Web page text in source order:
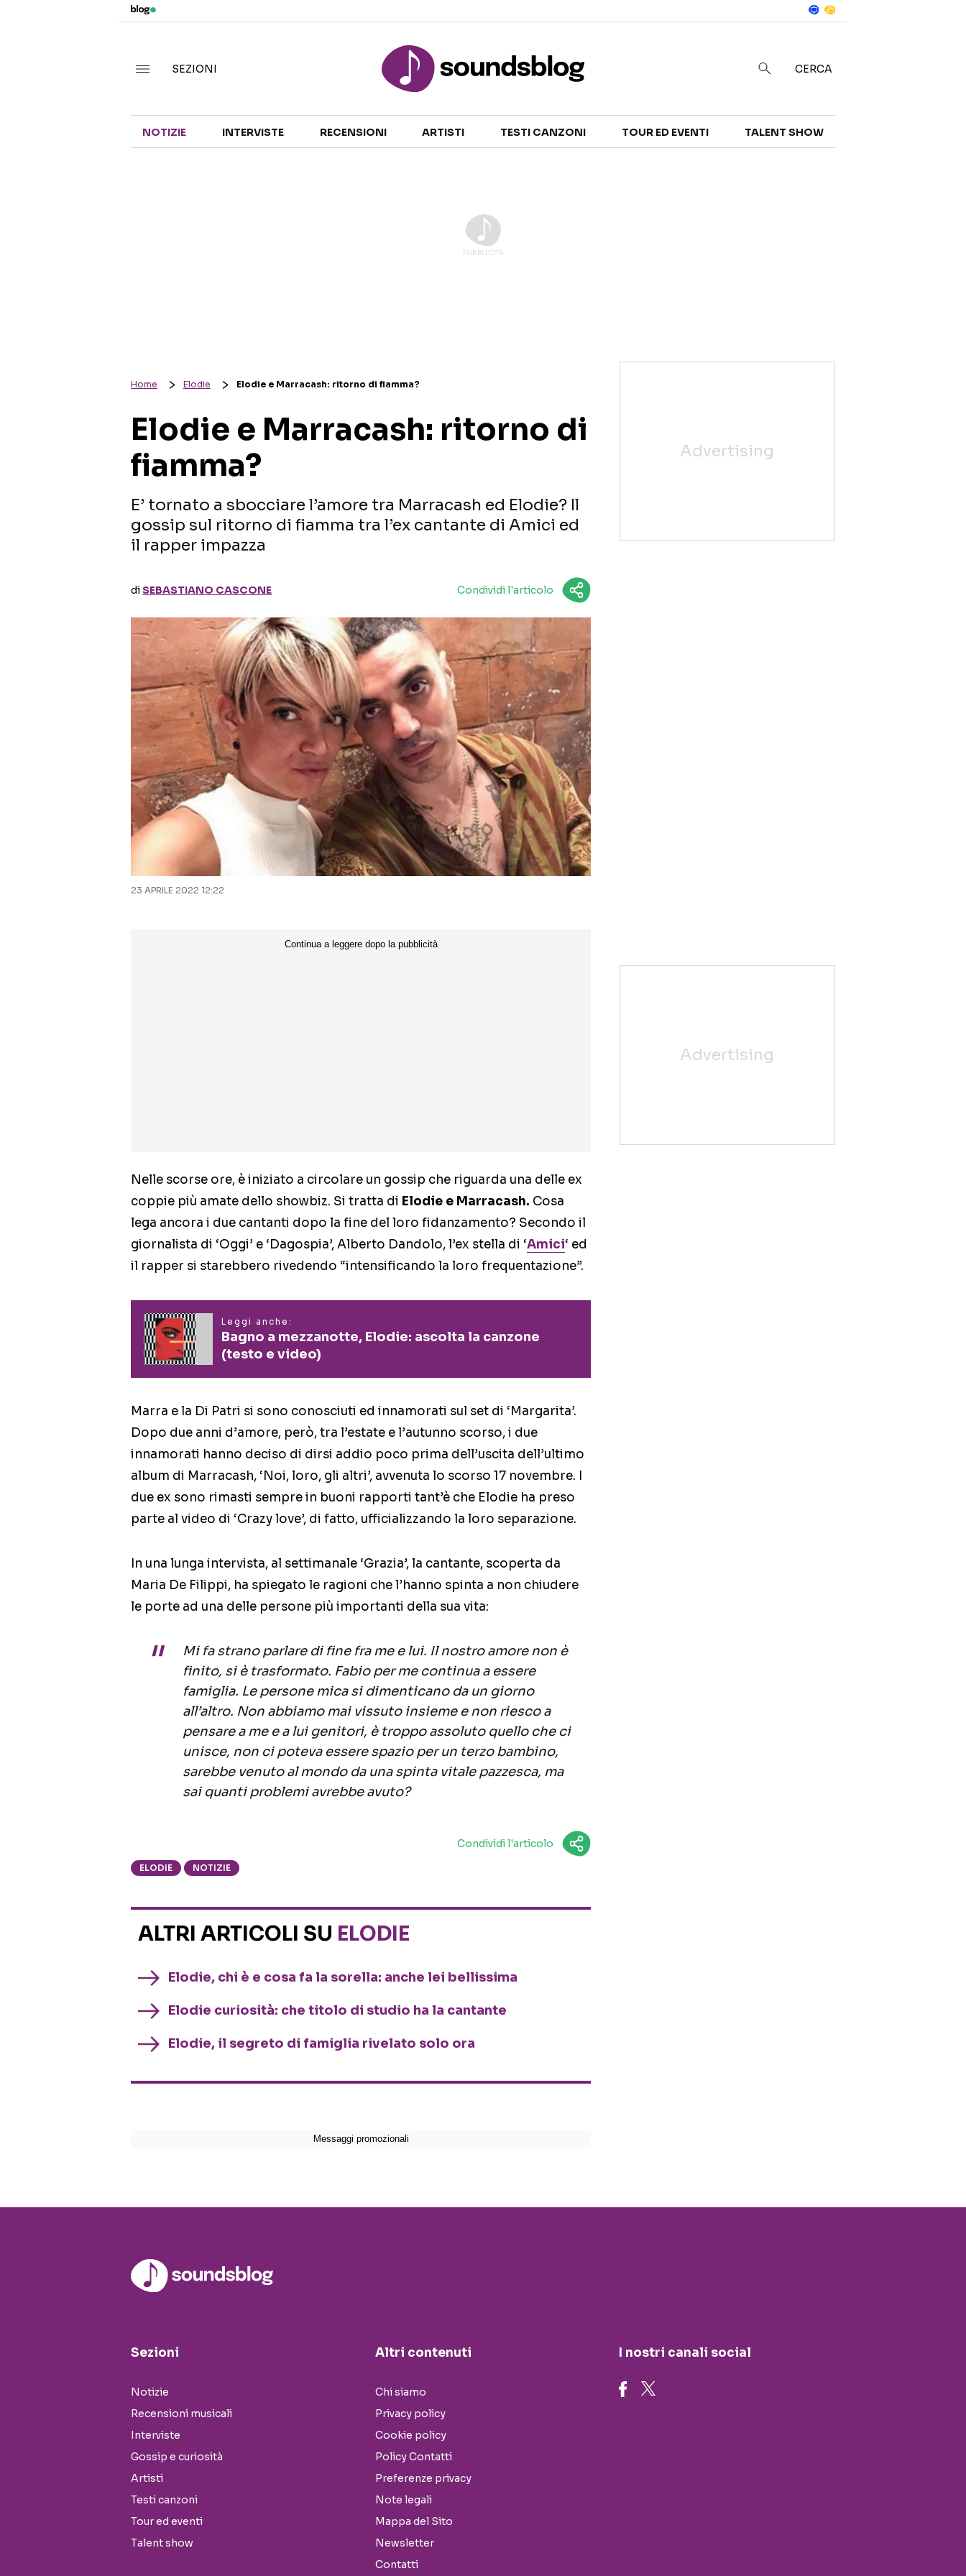
TALENT SHOW
SEZIONI CERCA
NOTIZIE INTERVISTE RECENSIONI ARTISTI TESTI CANZONI TOUR ED EVENTI TALENT SHOW
Home Elodie Elodie e Marracash: ritorno di fiamma?
Elodie e Marracash: ritorno di
fiamma?
E’ tornato a sbocciare l’amore tra Marracash ed Elodie? Il
gossip sul ritorno di fiamma tra l’ex cantante di Amici ed
il rapper impazza
diSEBASTIANO CASCONE Condividi l'articolo
23 APRILE 2022 12:22
Nelle scorse ore, è iniziato a circolare un gossip che riguarda una delle ex
coppie più amate dello showbiz. Si tratta di Elodie e Marracash. Cosa
lega ancora i due cantanti dopo la fine del loro fidanzamento? Secondo il
giornalista di ‘Oggi’ e ‘Dagospia’, Alberto Dandolo, l’ex stella di ‘Amici‘ ed
il rapper si starebbero rivedendo “intensificando la loro frequentazione”.
Leggi anche:
Bagno a mezzanotte, Elodie: ascolta la canzone
(testo e video)
Marra e la Di Patri si sono conosciuti ed innamorati sul set di ‘Margarita’.
Dopo due anni d’amore, però, tra l’estate e l’autunno scorso, i due
innamorati hanno deciso di dirsi addio poco prima dell’uscita dell’ultimo
album di Marracash, ‘Noi, loro, gli altri’, avvenuta lo scorso 17 novembre. I
due ex sono rimasti sempre in buoni rapporti tant’è che Elodie ha preso
parte al video di ‘Crazy love’, di fatto, ufficializzando la loro separazione.
In una lunga intervista, al settimanale ‘Grazia’, la cantante, scoperta da
Maria De Filippi, ha spiegato le ragioni che l’hanno spinta a non chiudere
le porte ad una delle persone più importanti della sua vita:
Mi fa strano parlare di fine fra me e lui. Il nostro amore non è
finito, si è trasformato. Fabio per me continua a essere
famiglia. Le persone mica si dimenticano da un giorno
all’altro. Non abbiamo mai vissuto insieme e non riesco a
pensare a me e a lui genitori, è troppo assoluto quello che ci
unisce, non ci poteva essere spazio per un terzo bambino,
sarebbe venuto al mondo da una spinta vitale pazzesca, ma
sai quanti problemi avrebbe avuto?
Condividi l'articolo
ELODIE NOTIZIE
ALTRI ARTICOLI SU ELODIE
Elodie, chi è e cosa fa la sorella: anche lei bellissima
Elodie curiosità: che titolo di studio ha la cantante
Elodie, il segreto di famiglia rivelato solo ora
Sezioni
Notizie
Recensioni musicali
Interviste
Gossip e curiosità
Artisti
Testi canzoni
Tour ed eventi
Talent show
Altri contenuti
Chi siamo
Privacy policy
Cookie policy
Policy Contatti
Preferenze privacy
Note legali
Mappa del Sito
Newsletter
Contatti
I nostri canali social